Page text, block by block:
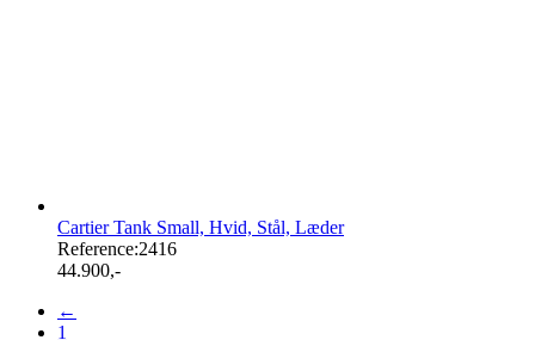
Cartier Tank Small, Hvid, Stål, Læder
Reference:2416
44.900,-
←
1